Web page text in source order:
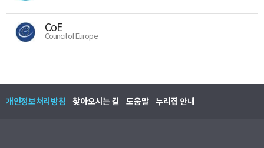
CoE
Council of Europe
개인정보처리방침 찾아오시는 길 도움말 누리집 안내